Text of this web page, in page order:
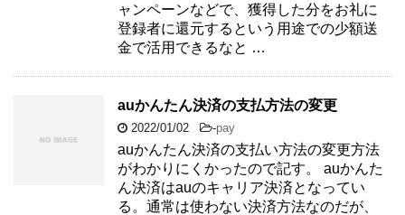
ャンペーンなどで、獲得した分をお礼に
登録者に還元するという用途での少額送
金で活用できるなと …
auかんたん決済の支払方法の変更
2022/01/02 -pay
auかんたん決済の支払い方法の変更方法
がわかりにくかったので記す。 auかんた
ん決済はauのキャリア決済となってい
る。通常は使わない決済方法なのだが、